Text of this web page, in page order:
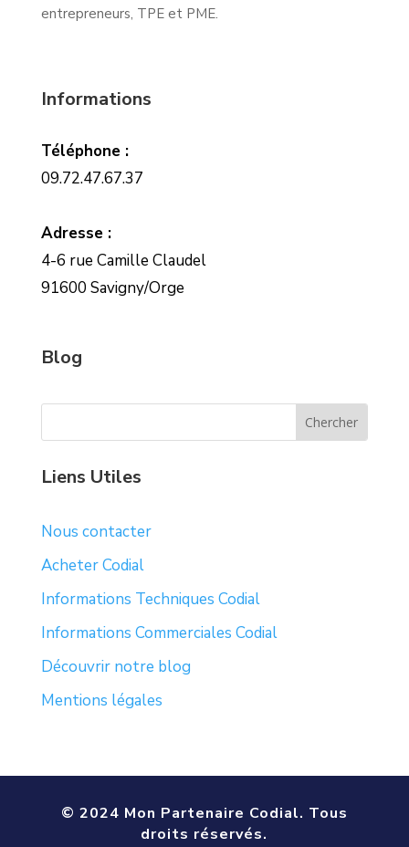
entrepreneurs, TPE et PME.
Informations
Téléphone :
09.72.47.67.37
Adresse :
4-6 rue Camille Claudel
91600 Savigny/Orge
Blog
Liens Utiles
Nous contacter
Acheter Codial
Informations Techniques Codial
Informations Commerciales Codial
Découvrir notre blog
Mentions légales
© 2024 Mon Partenaire Codial. Tous
droits réservés.